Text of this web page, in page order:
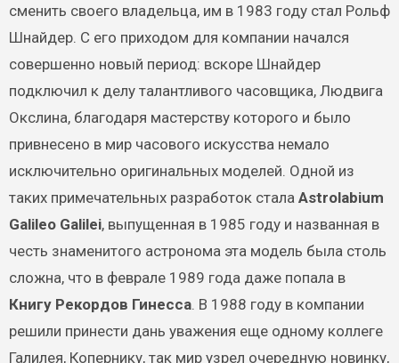
сменить своего владельца, им в 1983 году стал Рольф
Шнайдер. С его приходом для компании начался
совершенно новый период: вскоре Шнайдер
подключил к делу талантливого часовщика, Людвига
Окслина, благодаря мастерству которого и было
привнесено в мир часового искусства немало
исключительно оригинальных моделей. Одной из
таких примечательных разработок стала Astrolabium
Galileo Galilei, выпущенная в 1985 году и названная в
честь знаменитого астронома эта модель была столь
сложна, что в феврале 1989 года даже попала в
Книгу Рекордов Гинесса. В 1988 году в компании
решили принести дань уважения еще одному коллеге
Галилея, Копернику, так мир узрел очередную новинку,